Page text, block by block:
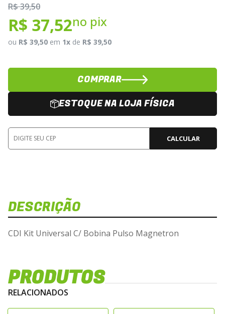
R$ 39,50
R$ 37,52no pix
ou R$ 39,50 em 1x de R$ 39,50
COMPRAR
ESTOQUE NA LOJA FÍSICA
CALCULAR
DESCRIÇÃO
CDI Kit Universal C/ Bobina Pulso Magnetron
PRODUTOS
RELACIONADOS